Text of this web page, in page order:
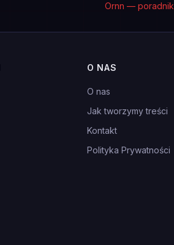
Ornn — poradnik
O NAS
O nas
Jak tworzymy treści
Kontakt
Polityka Prywatności